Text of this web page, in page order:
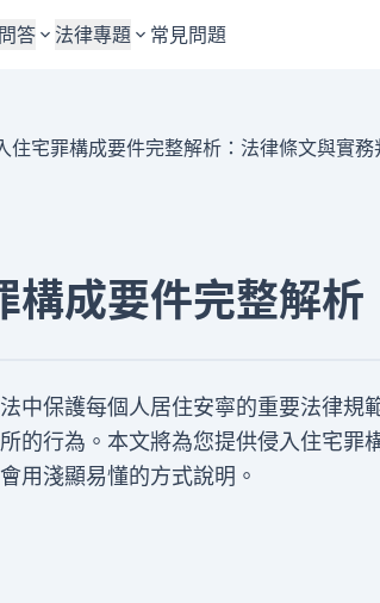
答
與勞動法
賠償
案件
法律專題
勞資關係與勞動法
刑事犯罪案件
常見問題
住宅罪構成要件完整解析：法律條文與實務
構成要件完整解
中保護每個人居住安寧的重要法律規
的行為。本文將為您提供侵入住宅罪
用淺顯易懂的方式說明。